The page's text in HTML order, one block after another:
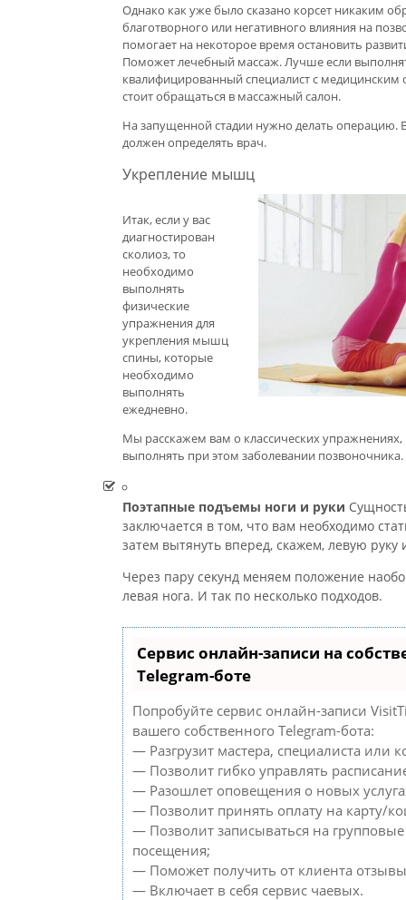
Однако как уже было сказано корсет никаким
благотворного или негативного влияния на
помогает на некоторое время остановить
Поможет лечебный массаж. Лучше если
квалифицированный специалист с медицинским
стоит обращаться в массажный салон.
На запущенной стадии нужно делать операцию.
должен определять врач.
Укрепление мышц
Итак, если у вас
диагностирован
сколиоз, то
необходимо
выполнять
физические
упражнения для
укрепления мышц
спины, которые
необходимо
выполнять
ежедневно.
Мы расскажем вам о классических упражнениях,
выполнять при этом заболевании позвоночника.
Поэтапные подъемы ноги и руки
заключается в том, что вам необходимо
затем вытянуть вперед, скажем, левую руку
Через пару секунд меняем положение
левая нога. И так по несколько подходов.
Сервис онлайн-записи на
Telegram-боте
Попробуйте сервис онлайн-записи
вашего собственного Telegram-бота:
— Разгрузит мастера, специалиста или
— Позволит гибко управлять
— Разошлет оповещения о новых
— Позволит принять оплату на карту/
— Позволит записываться на
посещения;
— Поможет получить от клиента
— Включает в себя сервис чаевых.